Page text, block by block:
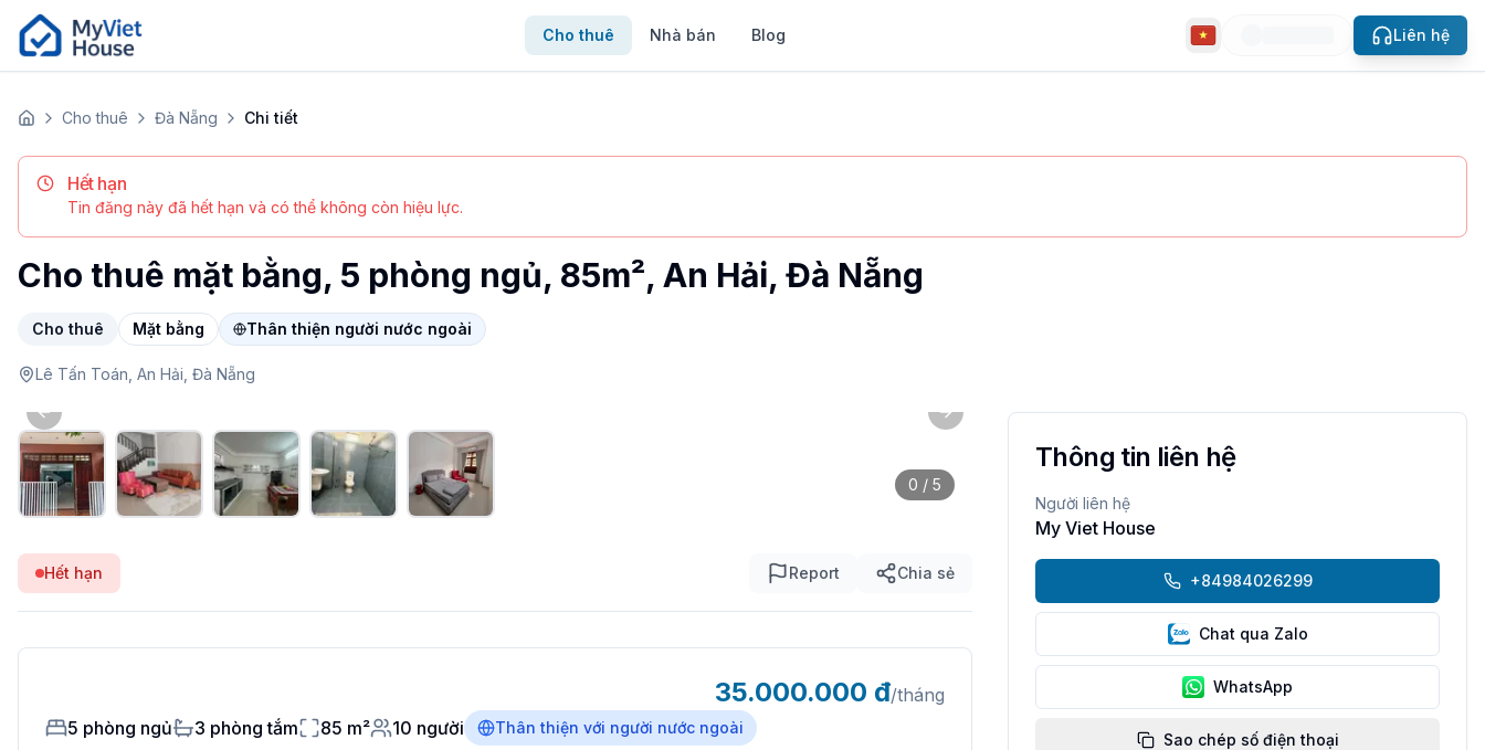
Cho thuê Nhà bán Blog Liên hệ
Trang chủCho thuê Đà Nẵng Chi tiết
Hết hạn
Tin đăng này đã hết hạn và có thể không còn hiệu lực.
Cho thuê mặt bằng, 5 phòng ngủ, 85m², An Hải, Đà Nẵng
Cho thuê Mặt bằng Thân thiện người nước ngoài
Lê Tấn Toán, An Hải, Đà Nẵng
Retail (5 phòng ngủ, 85m²) tại Đà Nẵng, An Hải. Giá 35 triệu/tháng. Đặc điểm: cho người nước ngoài, đầy đủ nội thất. Liên hệ ngay qua MyVietHouse.
Previous slide Next slide
0 / 5
Hết hạn Report Chia sẻ
5 phòng ngủ 3 phòng tắm 85 m² 10 người Thân thiện với người nước ngoài
35.000.000 đ/tháng
Thông tin liên hệ
Người liên hệ
My Viet House
+84984026299
Chat qua Zalo
WhatsApp
Sao chép số điện thoại